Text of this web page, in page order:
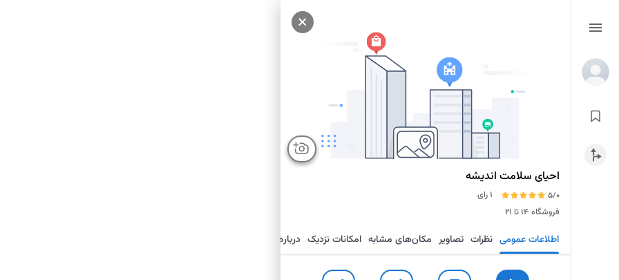
احیای سلامت اندیشه
5/0
1 رای
فروشگاه ۱۴ تا ۲۱
اطلاعات عمومی نظرات تصاویر مکان‌های مشابه امکانات نزدیک درباره